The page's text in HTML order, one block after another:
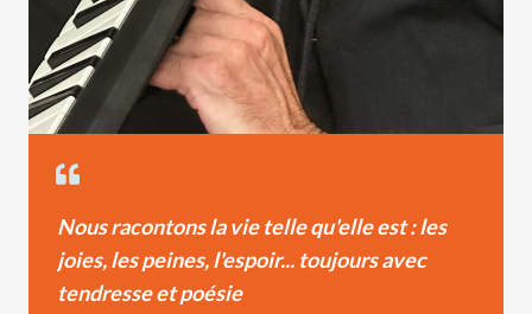
Nous racontons la vie telle qu'elle est : les
joies, les peines, l'espoir... toujours avec
tendresse et poésie